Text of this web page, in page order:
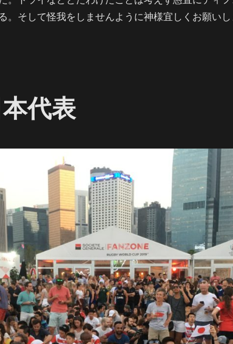
る。そして怪我をしませんように神様宜しくお願いし
代表